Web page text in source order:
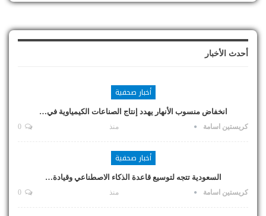
أحدث الأخبار
أخبار صحفية
انخفاض منسوب الأنهار يهدد إنتاج الصناعات الكيمياوية في…
كريستين اسامة منذ
أخبار صحفية
السعودية تتجه لتوسيع قاعدة الذكاء الاصطناعي وقيادة…
كريستين اسامة منذ